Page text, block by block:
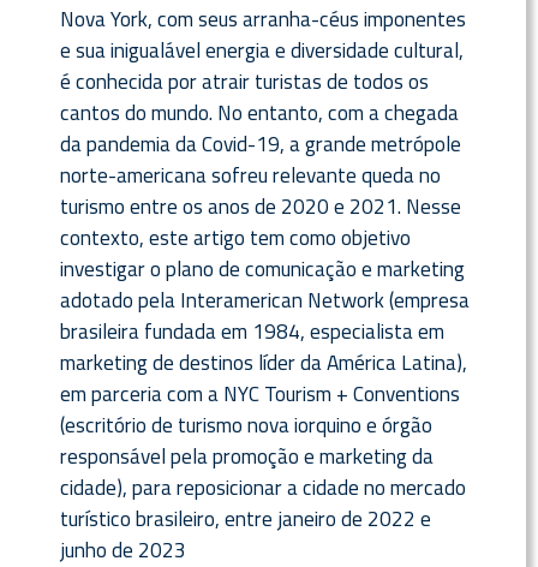
Nova York, com seus arranha-céus imponentes
e sua inigualável energia e diversidade cultural,
é conhecida por atrair turistas de todos os
cantos do mundo. No entanto, com a chegada
da pandemia da Covid-19, a grande metrópole
norte-americana sofreu relevante queda no
turismo entre os anos de 2020 e 2021. Nesse
contexto, este artigo tem como objetivo
investigar o plano de comunicação e marketing
adotado pela Interamerican Network (empresa
brasileira fundada em 1984, especialista em
marketing de destinos líder da América Latina),
em parceria com a NYC Tourism + Conventions
(escritório de turismo nova iorquino e órgão
responsável pela promoção e marketing da
cidade), para reposicionar a cidade no mercado
turístico brasileiro, entre janeiro de 2022 e
junho de 2023